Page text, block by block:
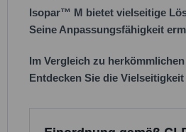
Isopar™ M bietet vielseitige
Seine Anpassungsfähigkeit
Im Vergleich zu
Entdecken Sie die